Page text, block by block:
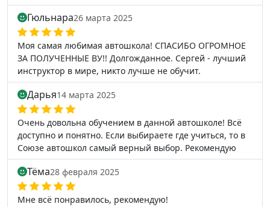
Гюльнара26 марта 2025
Моя самая любимая автошкола! СПАСИБО ОГРОМНОЕ
ЗА ПОЛУЧЕННЫЕ ВУ!! Долгожданное. Сергей - лучший
инструктор в мире, никто лучше не обучит.
Дарья14 марта 2025
Очень довольна обучением в данной автошколе! Всё
доступно и понятно. Если выбираете где учиться, то в
Союзе автошкол самый верный выбор. Рекомендую
Тёма28 февраля 2025
Мне всё понравилось, рекомендую!